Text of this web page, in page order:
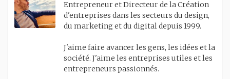
Entrepreneur et Directeur de la Création
d'entreprises dans les secteurs du design,
du marketing et du digital depuis 1999.
J'aime faire avancer les gens, les idées et la
société. J'aime les entreprises utiles et les
entrepreneurs passionnés.